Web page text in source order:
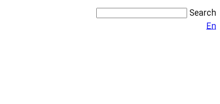
Search
En